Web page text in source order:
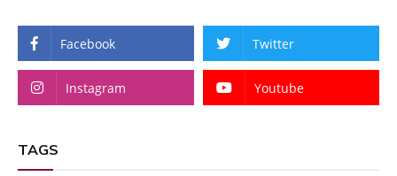
Facebook Twitter
Instagram Youtube
TAGS